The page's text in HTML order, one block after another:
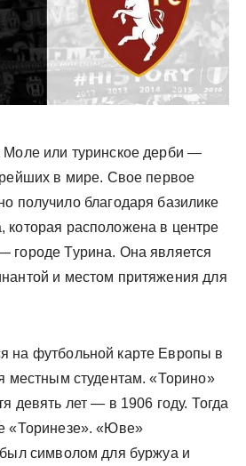
Моле или туринское дерби —
в мире. Свое первое
получило благодаря базилике
которая расположена в центре
городе Турина. Она является
и местом притяжения для
на футбольной карте Европы в
местным студентам. «Торино»
девять лет — в 1906 году. Тогда
«Торинезе». «Юве»
был символом для буржуа и